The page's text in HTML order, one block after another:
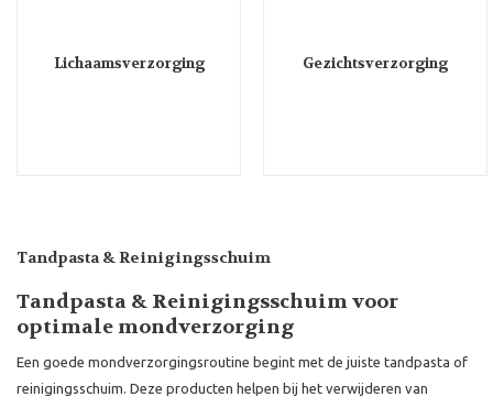
Lichaamsverzorging Gezichtsverzorging
Tandpasta & Reinigingsschuim
Tandpasta & Reinigingsschuim voor
optimale mondverzorging
Een goede mondverzorgingsroutine begint met de juiste tandpasta of
reinigingsschuim. Deze producten helpen bij het verwijderen van